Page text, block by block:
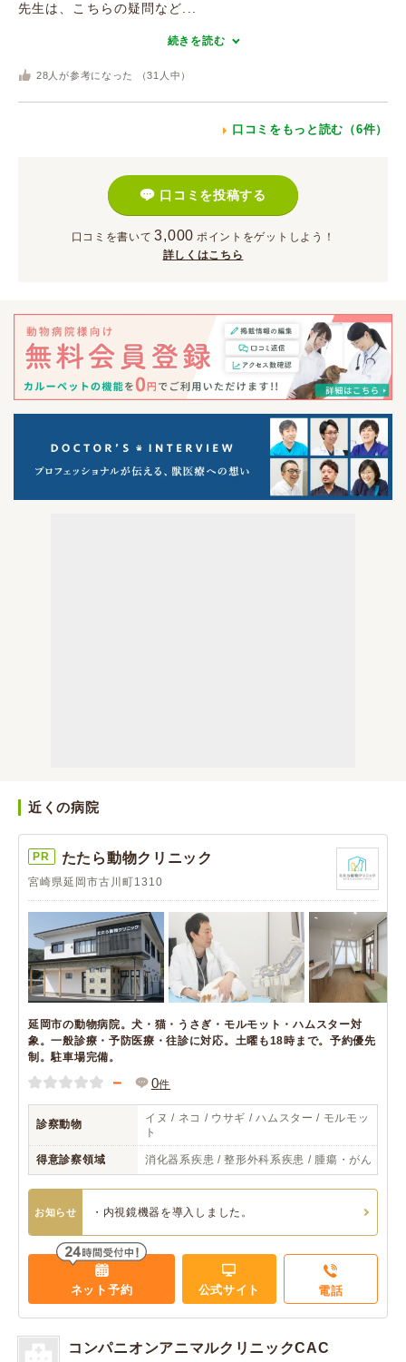
先生は、こちらの疑問など...
続きを読む
28 人が参考になった （31 人中）
口コミをもっと読む（6件）
口コミを投稿する
口コミを書いて 3,000 ポイント をゲットしよう！
詳しくはこちら
近くの病院
PR たたら動物クリニック
宮崎県延岡市古川町1310
延岡市の動物病院。犬・猫・うさぎ・モルモット・ハムスター対
象。一般診療・予防医療・往診に対応。土曜も18時まで。予約優先
制。駐車場完備。
－ 0件
診察動物
イヌ / ネコ / ウサギ / ハムスター / モルモッ
ト
得意診察領域 消化器系疾患 / 整形外科系疾患 / 腫瘍・がん
お知らせ ・内視鏡機器を導入しました。
ネット予約 公式サイト 電話
コンパニオンアニマルクリニックCAC